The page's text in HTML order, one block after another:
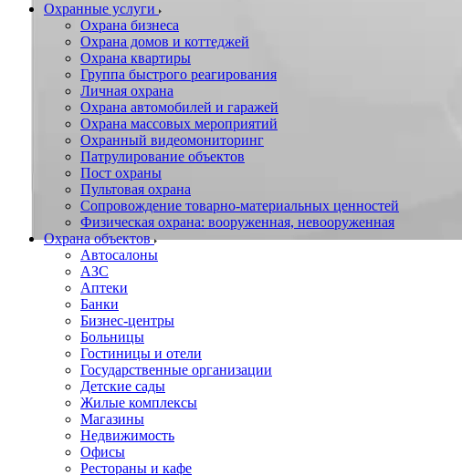
Охранные услуги
Охрана бизнеса
Охрана домов и коттеджей
Охрана квартиры
Группа быстрого реагирования
Личная охрана
Охрана автомобилей и гаражей
Охрана массовых мероприятий
Охранный видеомониторинг
Патрулирование объектов
Пост охраны
Пультовая охрана
Сопровождение товарно-материальных ценностей
Физическая охрана: вооруженная, невооруженная
Охрана объектов
Автосалоны
АЗС
Аптеки
Банки
Бизнес-центры
Больницы
Гостиницы и отели
Государственные организации
Детские сады
Жилые комплексы
Магазины
Недвижимость
Офисы
Рестораны и кафе